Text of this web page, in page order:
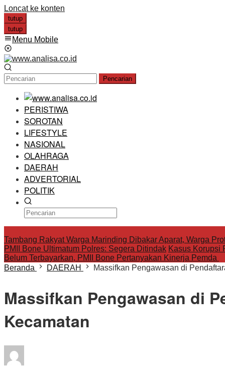
Loncat ke konten
tutup
tutup
Menu Mobile
Pencarian
PERISTIWA
SOROTAN
LIFESTYLE
NASIONAL
OLAHRAGA
DAERAH
ADVERTORIAL
POLITIK
Tambang Rakyat Warga Marinding Dibakar Aparat, Warga
PMII Bone Ultimatum Polres: Segera Ditindak Kasus Korupsi
Belum Terbayarkan, PMII Bone Pertanyakan Kinerja Pemda
Beranda
DAERAH Massifkan Pengawasan di
Massifkan Pengawasan di
Kecamatan